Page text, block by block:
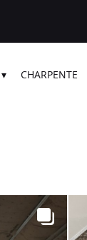
CHARPENTE